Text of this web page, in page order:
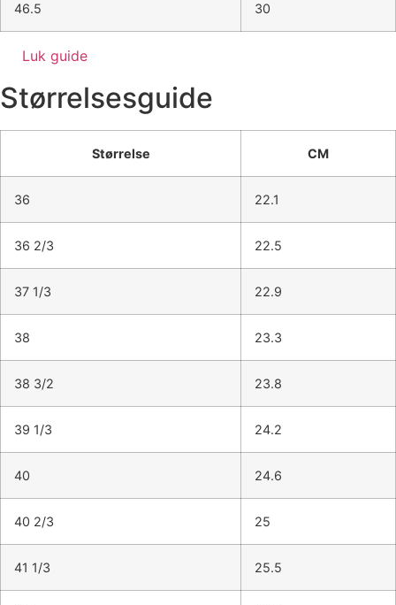
46.5 30
Luk guide
Størrelsesguide
Størrelse CM
36 22.1
36 2/3 22.5
37 1/3 22.9
38 23.3
38 3/2 23.8
39 1/3 24.2
40 24.6
40 2/3 25
41 1/3 25.5